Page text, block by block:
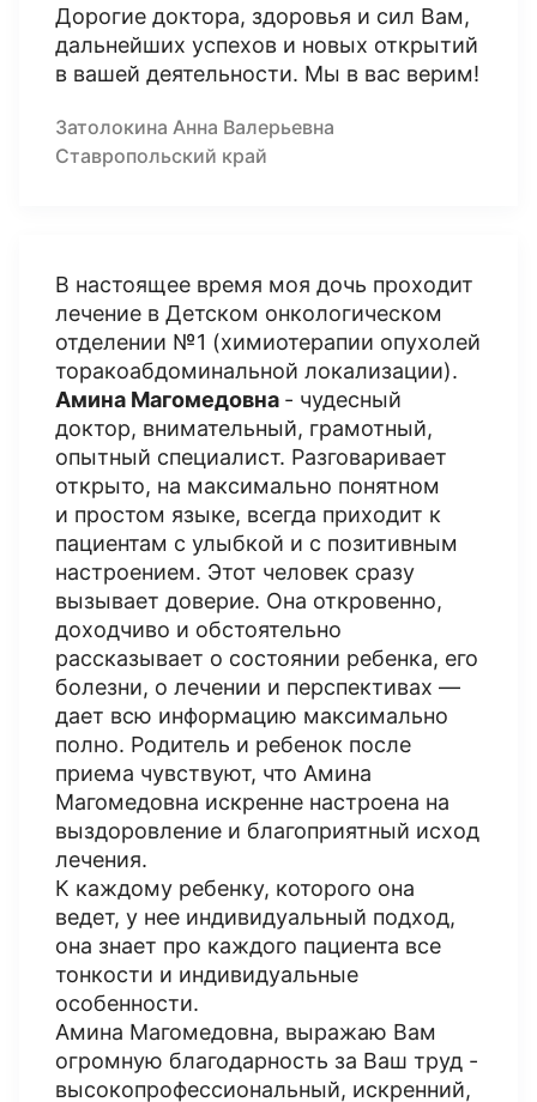
Дорогие доктора, здоровья и сил Вам,
дальнейших успехов и новых открытий
в вашей деятельности. Мы в вас верим!
Затолокина Анна Валерьевна
Ставропольский край
В настоящее время моя дочь проходит
лечение в Детском онкологическом
отделении №1 (химиотерапии опухолей
торакоабдоминальной локализации).
Амина Магомедовна - чудесный
доктор, внимательный, грамотный,
опытный специалист. Разговаривает
открыто, на максимально понятном
и простом языке, всегда приходит к
пациентам с улыбкой и с позитивным
настроением. Этот человек сразу
вызывает доверие. Она откровенно,
доходчиво и обстоятельно
рассказывает о состоянии ребенка, его
болезни, о лечении и перспективах —
дает всю информацию максимально
полно. Родитель и ребенок после
приема чувствуют, что Амина
Магомедовна искренне настроена на
выздоровление и благоприятный исход
лечения.
К каждому ребенку, которого она
ведет, у нее индивидуальный подход,
она знает про каждого пациента все
тонкости и индивидуальные
особенности.
Амина Магомедовна, выражаю Вам
огромную благодарность за Ваш труд -
высокопрофессиональный, искренний,